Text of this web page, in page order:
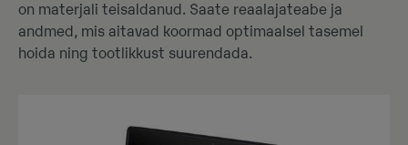
on materjali teisaldanud. Saate reaalajateabe ja
andmed, mis aitavad koormad optimaalsel tasemel
hoida ning tootlikkust suurendada.